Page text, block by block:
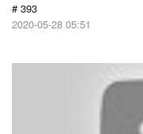
# 393
2020-05-28 05:51